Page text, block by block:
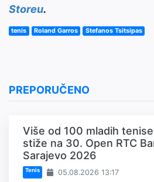
Storeu.
tenis Roland Garros Stefanos Tsitsipas
PREPORUČENO
Više od 100 mladih
stiže na 30. Open RTC
Sarajevo 2026
Tenis 05.08.2026 13:17